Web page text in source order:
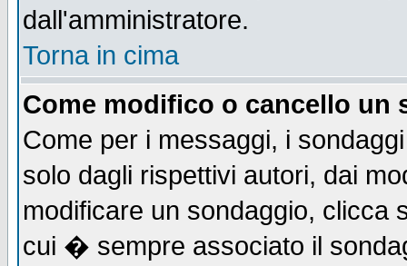
dall'amministratore.
Torna in cima
Come modifico o cancello un
Come per i messaggi, i
solo dagli rispettivi autori, dai
modificare un sondaggio, clicca
cui � sempre associato il